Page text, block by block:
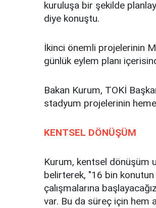
kuruluşa bir şekilde
diye konuştu.
İkinci önemli projelerinin
günlük eylem planı
Bakan Kurum, TOKİ
stadyum projelerinin
KENTSEL DÖNÜŞÜM
Kurum, kentsel dönüşüm
belirterek, "16 bin
çalışmalarına
var. Bu da süreç için hem